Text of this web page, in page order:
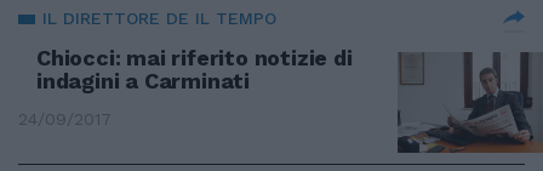
IL DIRETTORE DE IL TEMPO
Chiocci: mai riferito notizie di
indagini a Carminati
24/09/2017